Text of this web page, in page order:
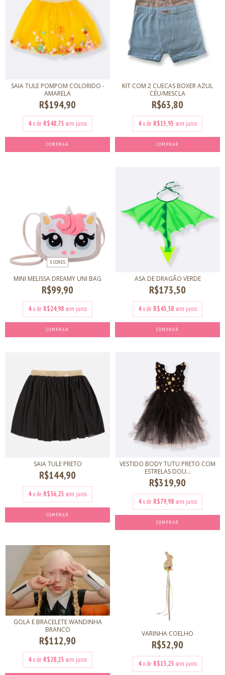
SAIA TULE POMPOM COLORIDO -
AMARELA
R$194,90
4x de R$48,73 sem juros
COMPRAR
KIT COM 2 CUECAS BOXER AZUL
CÉU/MESCLA
R$63,80
4x de R$15,95 sem juros
COMPRAR
3 CORES
MINI MELISSA DREAMY UNI BAG
R$99,90
4x de R$24,98 sem juros
COMPRAR
ASA DE DRAGÃO VERDE
R$173,50
4x de R$43,38 sem juros
COMPRAR
SAIA TULE PRETO
R$144,90
4x de R$36,23 sem juros
COMPRAR
VESTIDO BODY TUTU PRETO COM
ESTRELAS DOU...
R$319,90
4x de R$79,98 sem juros
COMPRAR
GOLA E BRACELETE WANDINHA
BRANCO
R$112,90
4x de R$28,23 sem juros
VARINHA COELHO
R$52,90
4x de R$13,23 sem juros